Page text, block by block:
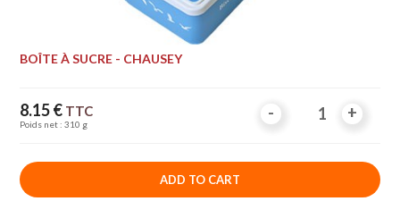
BOÎTE À SUCRE - CHAUSEY
Price
8.15 € TTC
Poids net : 310 g
- +
- +
ADD TO CART